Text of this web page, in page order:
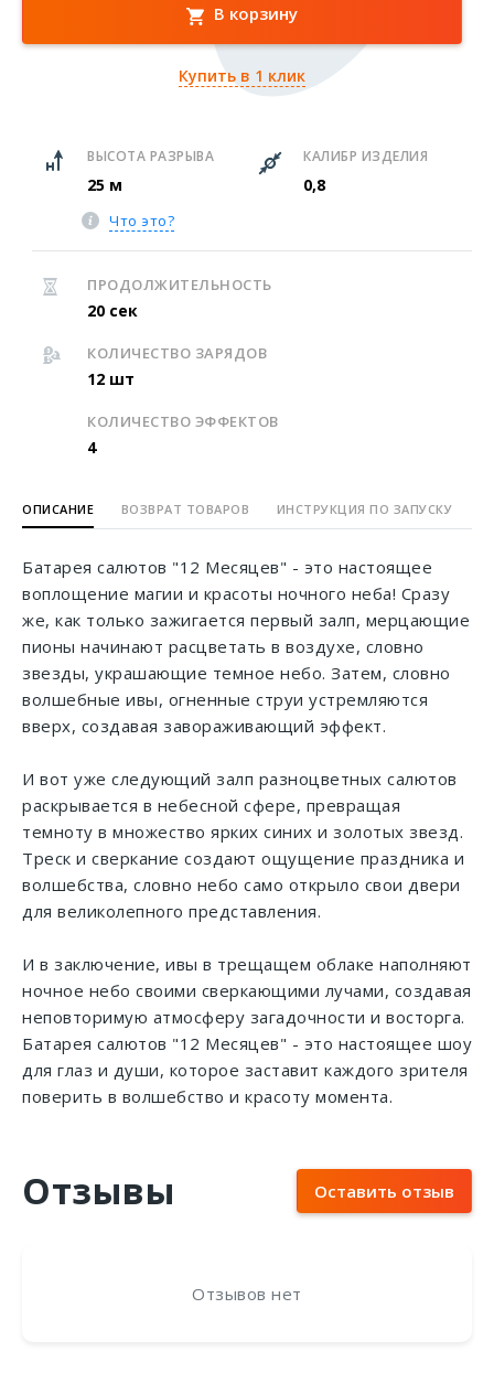
В корзину
Купить в 1 клик
ВЫСОТА РАЗРЫВА
25 м
КАЛИБР ИЗДЕЛИЯ
0,8
Что это?
ПРОДОЛЖИТЕЛЬНОСТЬ
20 сек
КОЛИЧЕСТВО ЗАРЯДОВ
12 шт
КОЛИЧЕСТВО ЭФФЕКТОВ
4
ОПИСАНИЕ ВОЗВРАТ ТОВАРОВ ИНСТРУКЦИЯ ПО ЗАПУСКУ
Батарея салютов "12 Месяцев" - это настоящее
воплощение магии и красоты ночного неба! Сразу
же, как только зажигается первый залп, мерцающие
пионы начинают расцветать в воздухе, словно
звезды, украшающие темное небо. Затем, словно
волшебные ивы, огненные струи устремляются
вверх, создавая завораживающий эффект.
И вот уже следующий залп разноцветных салютов
раскрывается в небесной сфере, превращая
темноту в множество ярких синих и золотых звезд.
Треск и сверкание создают ощущение праздника и
волшебства, словно небо само открыло свои двери
для великолепного представления.
И в заключение, ивы в трещащем облаке наполняют
ночное небо своими сверкающими лучами, создавая
неповторимую атмосферу загадочности и восторга.
Батарея салютов "12 Месяцев" - это настоящее шоу
для глаз и души, которое заставит каждого зрителя
поверить в волшебство и красоту момента.
Отзывы Оставить отзыв
Отзывов нет